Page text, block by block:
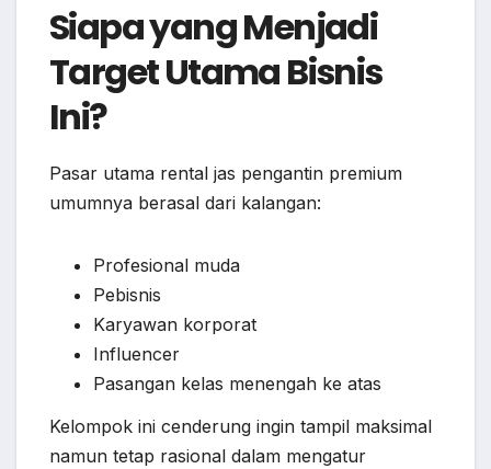
Siapa yang Menjadi
Target Utama Bisnis
Ini?
Pasar utama rental jas pengantin premium
umumnya berasal dari kalangan:
Profesional muda
Pebisnis
Karyawan korporat
Influencer
Pasangan kelas menengah ke atas
Kelompok ini cenderung ingin tampil maksimal
namun tetap rasional dalam mengatur